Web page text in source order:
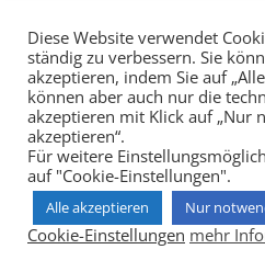
auszustoßen. Deswegen
Er ist alt genug, fragt
riefen die Pharisäer den
gewesen war, zum
ihm: Gib Gott die Ehre!
Mensch ein Sünder ist.
ein Sünder ist, weiß ich
Diese Website verwendet
ständig zu verbessern. Sie
akzeptieren, indem Sie auf
können aber auch nur die
akzeptieren mit Klick auf „Nur
akzeptieren“.
Für weitere
auf "Cookie-Einstellungen".
Alle akzeptieren Nur
Cookie-Einstellungen mehr